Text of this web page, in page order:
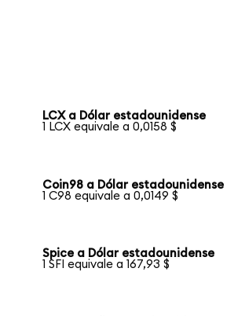
LCX a Dólar estadounidense
1 LCX equivale a 0,0158 $
Coin98 a Dólar estadounidense
1 C98 equivale a 0,0149 $
Spice a Dólar estadounidense
1 SFI equivale a 167,93 $